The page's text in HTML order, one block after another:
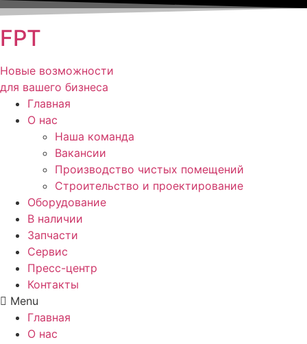
FPT
Новые возможности
для вашего бизнеса
Главная
О нас
Наша команда
Вакансии
Производство чистых помещений
Строительство и проектирование
Оборудование
В наличии
Запчасти
Сервис
Пресс-центр
Контакты
Menu
Главная
О нас